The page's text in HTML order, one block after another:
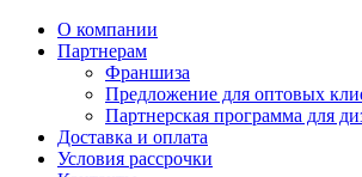
О компании
Партнерам
Франшиза
Предложение для оптовых
Партнерская программа для
Доставка и оплата
Условия рассрочки